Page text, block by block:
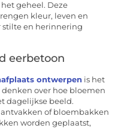
geheel. Deze
kleur, leven en
stilte en herinnering
eerbetoon
ontwerpen is het
over hoe bloemen
dagelijkse beeld.
of bloembakken
worden geplaatst,